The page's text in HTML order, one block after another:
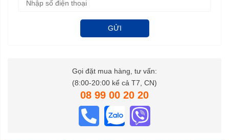
GỬI
Gọi đặt mua hàng, tư vấn:
(8:00-20:00 kể cả T7, CN)
08 99 00 20 20